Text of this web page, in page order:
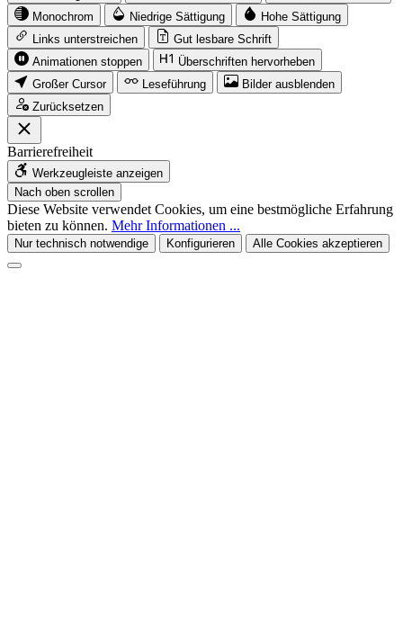
Monochrom
Niedrige Sättigung
Hohe Sättigung
Links unterstreichen
Gut lesbare Schrift
Animationen stoppen
Überschriften hervorheben
Großer Cursor
Leseführung
Bilder ausblenden
Zurücksetzen
Barrierefreiheit
Werkzeugleiste anzeigen
Nach oben scrollen
Diese Website verwendet Cookies, um eine bestmögliche Erfahrung
bieten zu können. Mehr Informationen ...
Nur technisch notwendige Konfigurieren Alle Cookies akzeptieren